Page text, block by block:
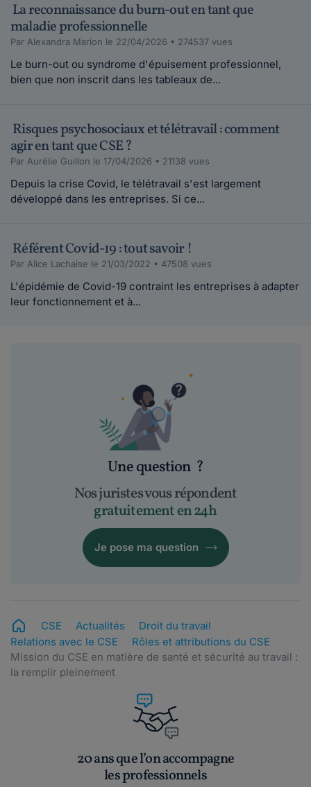
La reconnaissance du burn-out en tant que
maladie professionnelle
Par Alexandra Marion le 22/04/2026 • 274537 vues
Le burn-out ou syndrome d'épuisement professionnel,
bien que non inscrit dans les tableaux de...
Risques psychosociaux et télétravail : comment
agir en tant que CSE ?
Par Aurélie Guillon le 17/04/2026 • 21138 vues
Depuis la crise Covid, le télétravail s'est largement
développé dans les entreprises. Si ce...
Référent Covid-19 : tout savoir !
Par Alice Lachaise le 21/03/2022 • 47508 vues
L'épidémie de Covid-19 contraint les entreprises à adapter
leur fonctionnement et à...
Une question ?
Nos juristes vous répondent
gratuitement en 24h
Je pose ma question
CSE Actualités
Droit du travail
Relations avec le CSE
Rôles et attributions du CSE
Mission du CSE en matière de santé et sécurité au travail :
la remplir pleinement
20 ans que l’on accompagne
les professionnels